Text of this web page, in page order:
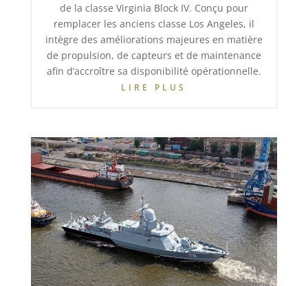
de la classe Virginia Block IV. Conçu pour
remplacer les anciens classe Los Angeles, il
intègre des améliorations majeures en matière
de propulsion, de capteurs et de maintenance
afin d’accroître sa disponibilité opérationnelle.
LIRE PLUS